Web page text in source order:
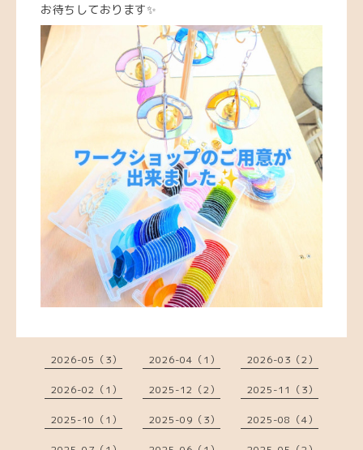
お待ちしております✨
2026-05（3） 2026-04（1） 2026-03（2）
2026-02（1） 2025-12（2） 2025-11（3）
2025-10（1） 2025-09（3） 2025-08（4）